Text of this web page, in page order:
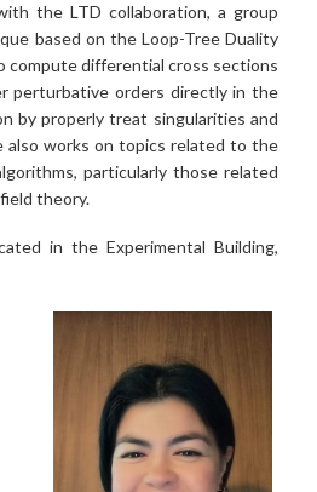
the LTD collaboration, a group
based on the Loop-Tree Duality
compute differential cross sections
perturbative orders directly in the
by properly treat singularities and
also works on topics related to the
particularly those related
theory.
in the Experimental Building,